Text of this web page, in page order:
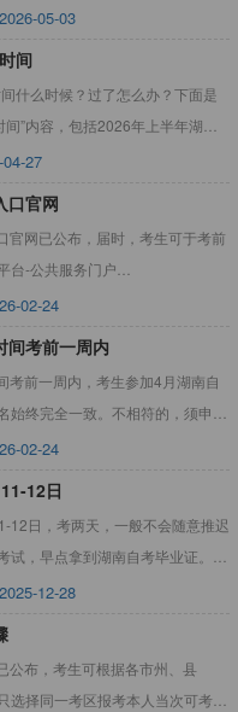
成绩
2026-05-03
间
什么时候？过了怎么办？下面是
”内容，包括2026年上半年湖南
：20
27
口官网
官网已公布，届时，考生可于考前
台-公共服务门户
02-24
间考前一周内
考前一周内，考生参加4月湖南自
终完全一致。不相符的，须申请
县自考准
02-24
12日
12日，考两天，一般不会随意推迟
，早点拿到湖南自考毕业证。详
4月
2025-12-28
公布，考生可根据各市州、县
选择同一考区报考本人当次可考的